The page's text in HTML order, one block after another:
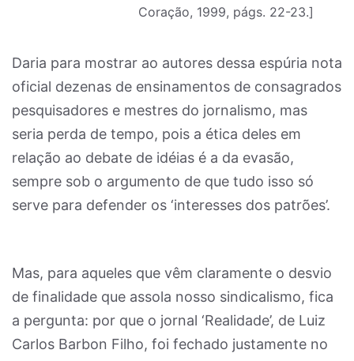
Coração, 1999, págs. 22-23.]
Daria para mostrar ao autores dessa espúria nota
oficial dezenas de ensinamentos de consagrados
pesquisadores e mestres do jornalismo, mas
seria perda de tempo, pois a ética deles em
relação ao debate de idéias é a da evasão,
sempre sob o argumento de que tudo isso só
serve para defender os ‘interesses dos patrões’.
Mas, para aqueles que vêm claramente o desvio
de finalidade que assola nosso sindicalismo, fica
a pergunta: por que o jornal ‘Realidade’, de Luiz
Carlos Barbon Filho, foi fechado justamente no